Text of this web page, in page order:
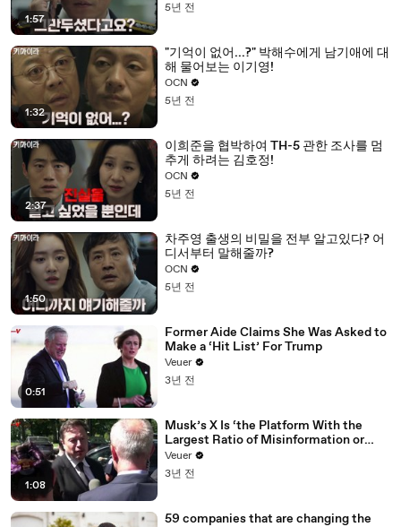
1:57
5년 전
1:32
"기억이 없어...?" 박해수에게 남기애에 대
해 물어보는 이기영!
OCN
5년 전
2:37
이희준을 협박하여 TH-5 관한 조사를 멈
추게 하려는 김호정!
OCN
5년 전
1:50
차주영 출생의 비밀을 전부 알고있다? 어
디서부터 말해줄까?
OCN
5년 전
0:51
Former Aide Claims She Was Asked to
Make a ‘Hit List’ For Trump
Veuer
3년 전
1:08
Musk’s X Is ‘the Platform With the
Largest Ratio of Misinformation or
Disinformation’ Amongst All Social
Media Platforms
Veuer
3년 전
59 companies that are changing the